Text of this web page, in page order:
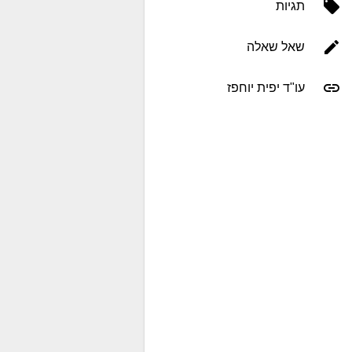
תגיות
שאל שאלה
עו"ד יפית יוחפז